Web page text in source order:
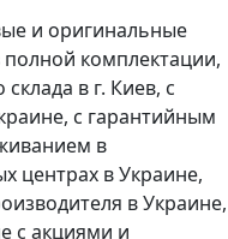
и оригинальные
комплектации,
в г. Киев, с
с гарантийным
в
центрах в Украине,
в Украине,
с акциями и